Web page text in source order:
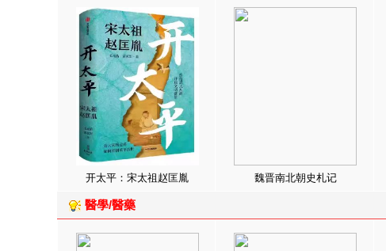
开太平：宋太祖赵匡胤 魏晋南北朝史札记
醫學/醫藥